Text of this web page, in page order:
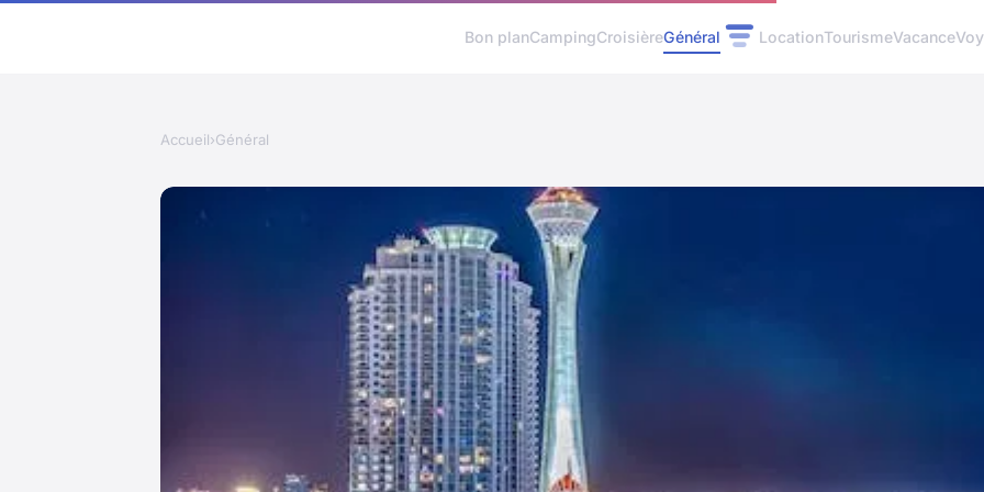
Bon planCampingCroisièreGénéral LocationTourismeVacance
Accueil›Général